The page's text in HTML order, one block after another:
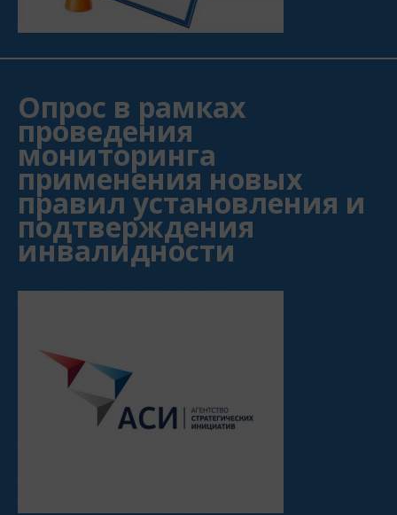
Опрос в рамках
проведения
мониторинга
применения новых
правил установления и
подтверждения
инвалидности